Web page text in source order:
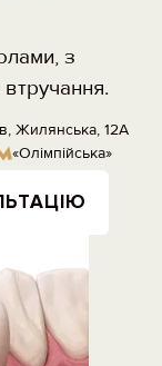
з
Жилянська, 12А
«Олімпійська»